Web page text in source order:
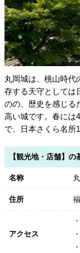
丸岡城は、桃山時代
存する天守としては
のの、歴史を感じる
高い城です。春には
で、日本さくら名所
【観光地・店舗】の
名称
住所
アクセス